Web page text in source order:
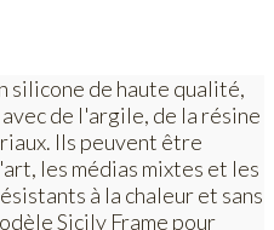
silicone de haute qualité,
de l'argile, de la résine
Ils peuvent être
les médias mixtes et les
à la chaleur et sans
Sicily Frame pour